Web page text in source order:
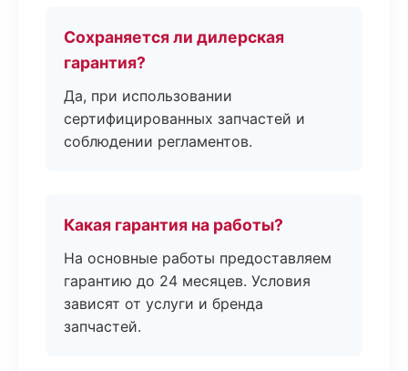
Сохраняется ли дилерская
гарантия?
Да, при использовании
сертифицированных запчастей и
соблюдении регламентов.
Какая гарантия на работы?
На основные работы предоставляем
гарантию до 24 месяцев. Условия
зависят от услуги и бренда
запчастей.